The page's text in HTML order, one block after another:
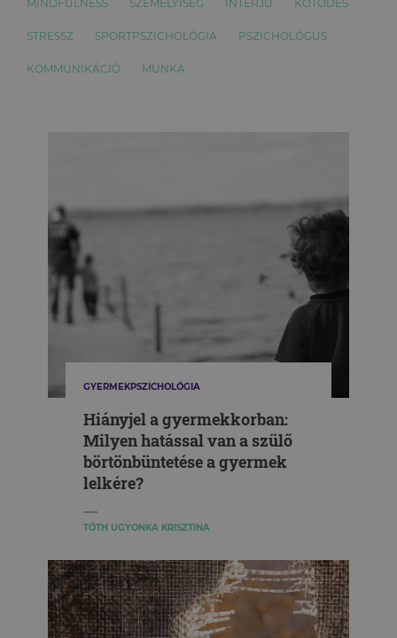
MINDFULNESS SZEMÉLYISÉG INTERJÚ KÖTŐDÉS
STRESSZ SPORTPSZICHOLÓGIA PSZICHOLÓGUS
KOMMUNIKÁCIÓ MUNKA
GYERMEKPSZICHOLÓGIA
Hiányjel a gyermekkorban:
Milyen hatással van a szülő
börtönbüntetése a gyermek
lelkére?
TÓTH UGYONKA KRISZTINA